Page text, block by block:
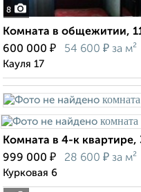
8
Комната в общежитии,
600 000 ₽ 54 600 ₽ за м²
Кауля 17
Комната в 4-к квартире,
999 000 ₽ 28 600 ₽ за м²
Курковая 6